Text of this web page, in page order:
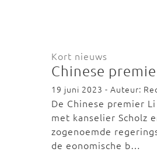
Kort nieuws
Chinese
19 juni 2023 - Auteur:
De Chinese premier
met kanselier Scholz
zogenoemde
de eonomische b…